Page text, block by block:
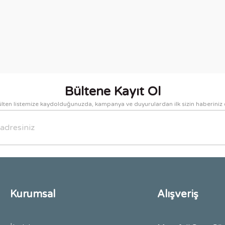
Bültene Kayıt Ol
listemize kaydolduğunuzda, kampanya ve duyurulardan ilk sizin haberiniz
Kurumsal Alışveriş